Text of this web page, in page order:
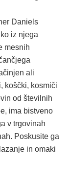
Daniels
iz njega
mesnih
ali
koščki, kosmiči
od številnih
ima bistveno
v trgovinah
Poskusite ga
in omaki